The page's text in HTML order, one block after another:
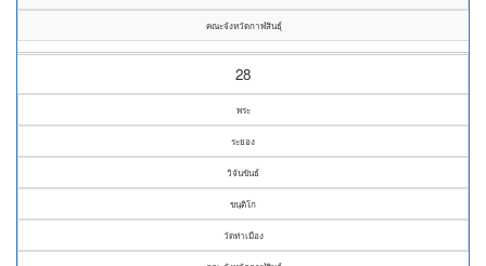
คณะจังหวัดกาฬสินธุ์
28
พระ
ระยอง
วิจันขันธ์
ขนฺติโก
วัดท่าเมือง